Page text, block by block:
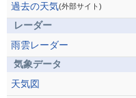
過去の天気(外部サイト)
レーダー
雨雲レーダー
気象データ
天気図